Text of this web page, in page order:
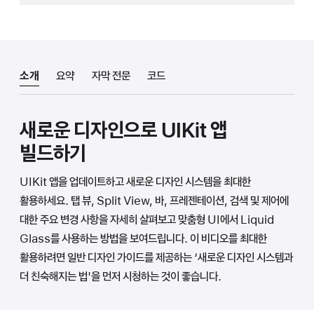
소개 요약 자막 전문 코드
새로운 디자인으로 UIKit 앱
빌드하기
UIKit 앱을 업데이트하고 새로운 디자인 시스템을 최대한
활용하세요. 탭 뷰, Split View, 바, 프레젠테이션, 검색 및 제어에
대한 주요 변경 사항을 자세히 살펴보고 맞춤형 UI에서 Liquid
Glass를 사용하는 방법을 보여드립니다. 이 비디오를 최대한
활용하려면 일반 디자인 가이드를 제공하는 ‘새로운 디자인 시스템과
더 친숙해지는 법'을 먼저 시청하는 것이 좋습니다.